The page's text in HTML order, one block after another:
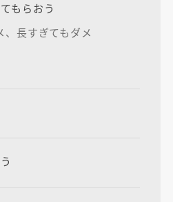
もらおう
長すぎてもダメ